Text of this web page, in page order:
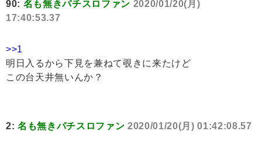
90: 名も無きパチスロファン 2020/01/20(月)
17:40:53.37
>>1
明日入るから下見を兼ねて覗きに来たけど
この台天井無いんか？
2: 名も無きパチスロファン 2020/01/20(月) 01:42:08.57